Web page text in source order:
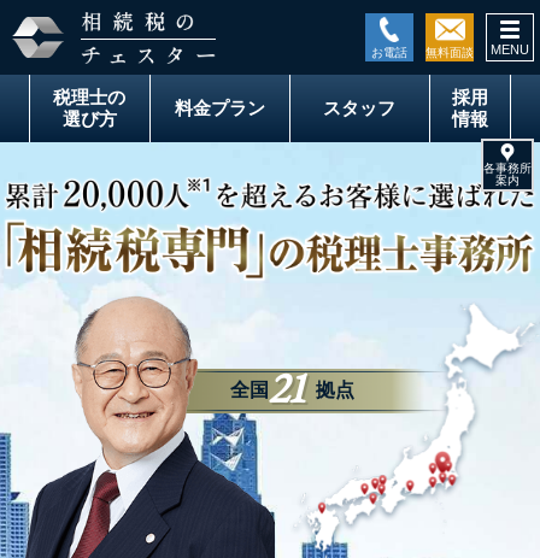
税理士の
選び方
料金プラン スタッフ
採用
情報
全国21 拠点